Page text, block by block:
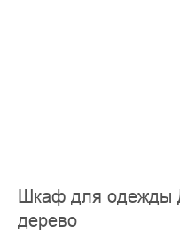
Шкаф для одежды
дерево